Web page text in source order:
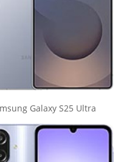
Galaxy S25 Ultra